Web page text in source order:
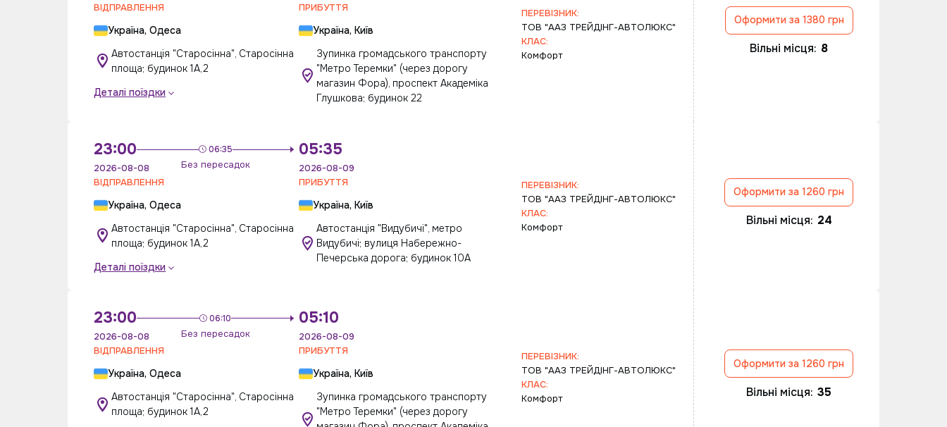
ВІДПРАВЛЕННЯ
Україна, Одеса
Автостанція "Старосінна", Старосінна
площа; будинок 1А,2
Деталі поїздки
ПРИБУТТЯ
Україна, Київ
Зупинка громадського транспорту
"Метро Теремки" (через дорогу
магазин Фора), проспект Академіка
Глушкова; будинок 22
ПЕРЕВІЗНИК:
ТОВ "ААЗ ТРЕЙДІНГ-АВТОЛЮКС"
КЛАС:
Комфорт
Оформити за 1380 грн
Вільні місця: 8
23:00 06:35
Без пересадок
2026-08-08
ВІДПРАВЛЕННЯ
Україна, Одеса
Автостанція "Старосінна", Старосінна
площа; будинок 1А,2
Деталі поїздки
05:35
2026-08-09
ПРИБУТТЯ
Україна, Київ
Автостанція "Видубичі", метро
Видубичі; вулиця Набережно-
Печерська дорога; будинок 10А
ПЕРЕВІЗНИК:
ТОВ "ААЗ ТРЕЙДІНГ-АВТОЛЮКС"
КЛАС:
Комфорт
Оформити за 1260 грн
Вільні місця: 24
23:00 06:10
Без пересадок
2026-08-08
ВІДПРАВЛЕННЯ
Україна, Одеса
Автостанція "Старосінна", Старосінна
площа; будинок 1А,2
05:10
2026-08-09
ПРИБУТТЯ
Україна, Київ
Зупинка громадського транспорту
"Метро Теремки" (через дорогу
ПЕРЕВІЗНИК:
ТОВ "ААЗ ТРЕЙДІНГ-АВТОЛЮКС"
КЛАС:
Комфорт
Оформити за 1260 грн
Вільні місця: 35